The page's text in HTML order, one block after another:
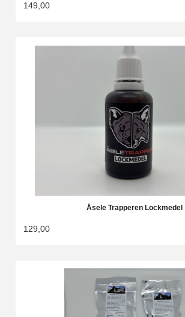
149,00
Åsele Trapperen Lockmedel
129,00